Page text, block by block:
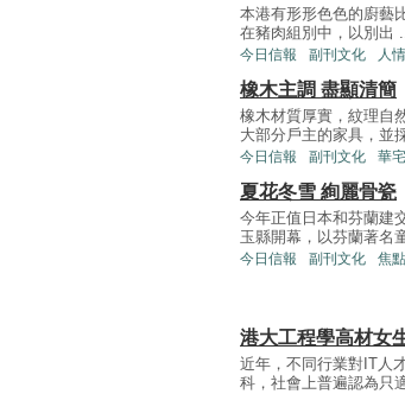
本港有形形色色的廚藝
在豬肉組別中，以別出
今日信報 副刊文化 人
橡木主調 盡顯清簡
橡木材質厚實，紋理自
大部分戶主的家具，並
今日信報 副刊文化 華
夏花冬雪 絢麗骨瓷
今年正值日本和芬蘭建
玉縣開幕，以芬蘭著名
今日信報 副刊文化 焦
港大工程學高材女
近年，不同行業對IT人
科，社會上普遍認為只